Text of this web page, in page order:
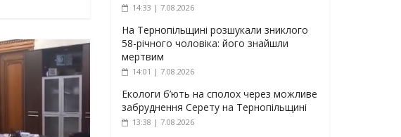
14:33 | 7.08.2026
На Тернопільщині розшукали зниклого
58-річного чоловіка: його знайшли
мертвим
14:01 | 7.08.2026
Екологи б’ють на сполох через можливе
забруднення Серету на Тернопільщині
13:38 | 7.08.2026